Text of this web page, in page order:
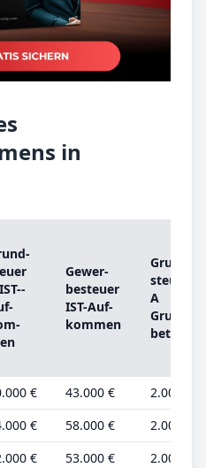
in
Ge­wer­
be­steu­er
IST-­Auf­
kom­men
Grund­
steu­er
A
Grund­
be­trag
€ 43.000 €
2.000 €
€ 58.000 €
2.000 €
€ 53.000 €
2.000 €